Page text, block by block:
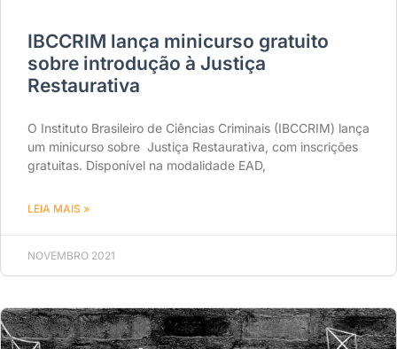
IBCCRIM lança minicurso gratuito
sobre introdução à Justiça
Restaurativa
O Instituto Brasileiro de Ciências Criminais (IBCCRIM) lança
um minicurso sobre Justiça Restaurativa, com inscrições
gratuitas. Disponível na modalidade EAD,
LEIA MAIS »
NOVEMBRO 2021